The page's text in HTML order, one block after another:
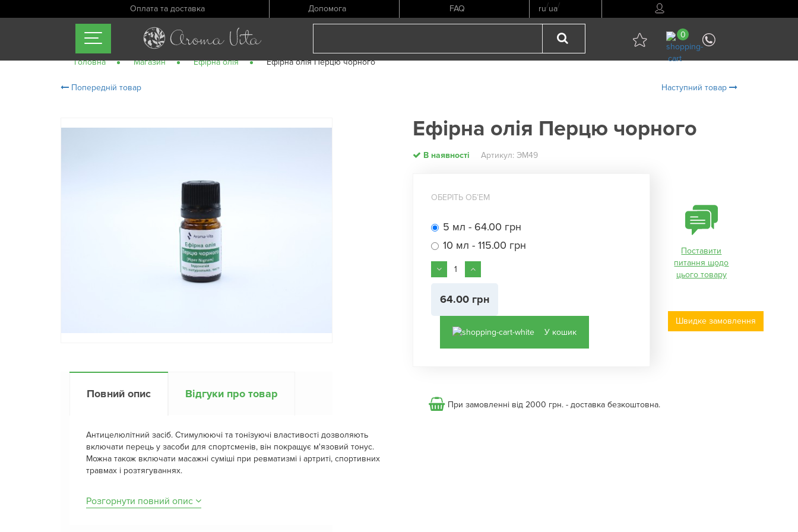
Оплата та доставка Допомога FAQ ru/ua/
0
Головна Магазин Ефірна олія Ефірна олія Перцю чорного
Попередній товар Наступний товар
Повний опис Відгуки про товар
Антицелюлітний засіб. Стимулюючі та тонізуючі властивості дозволяють
включати перець у засоби для спортсменів, він покращує м'язовий тонус.
Можна також включати масажні суміші при ревматизмі і артриті, спортивних
травмах і розтягуваннях.
Розгорнути повний опис
Ефірна олія Перцю чорного
В наявності Артикул: ЭМ49
ОБЕРІТЬ ОБʼЕМ
5 мл - 64.00 грн
10 мл - 115.00 грн
64.00 грн
У кошик
Поставити
питання щодо
цього товару
Швидке замовлення
При замовленні від 2000 грн. - доставка безкоштовна.